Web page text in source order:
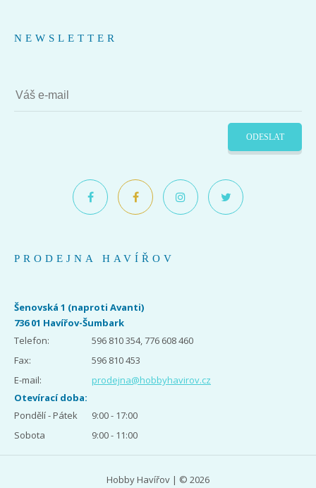
NEWSLETTER
ODESLAT
PRODEJNA HAVÍŘOV
Šenovská 1 (naproti Avanti)
736 01 Havířov-Šumbark
Telefon:
596 810 354, 776 608 460
Fax:
596 810 453
E-mail:
prodejna@hobbyhavirov.cz
Otevírací doba:
Pondělí - Pátek
9:00 - 17:00
Sobota
9:00 - 11:00
Hobby Havířov | © 2026